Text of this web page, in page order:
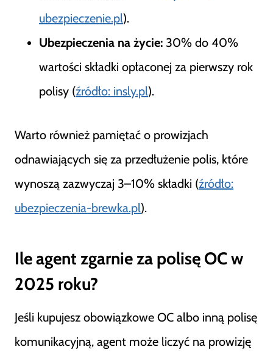
ubezpieczenie.pl).
Ubezpieczenia na życie: 30% do 40%
wartości składki opłaconej za pierwszy rok
polisy (źródło: insly.pl).
Warto również pamiętać o prowizjach
odnawiających się za przedłużenie polis, które
wynoszą zazwyczaj 3–10% składki (źródło:
ubezpieczenia-brewka.pl).
Ile agent zgarnie za polisę OC w
2025 roku?
Jeśli kupujesz obowiązkowe OC albo inną polisę
komunikacyjną, agent może liczyć na prowizję